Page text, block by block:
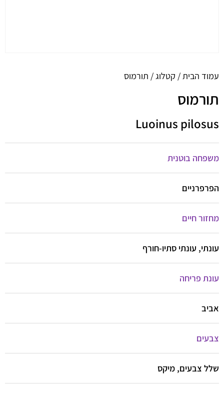
עמוד הבית / קטלוג / תורמוס
תורמוס
Luoinus pilosus
משפחה בוטנית
הפרפרניים
מחזור חיים
עונתי, עונתי סתיו-חורף
עונת פריחה
אביב
צבעים
שלל צבעים, מיקס